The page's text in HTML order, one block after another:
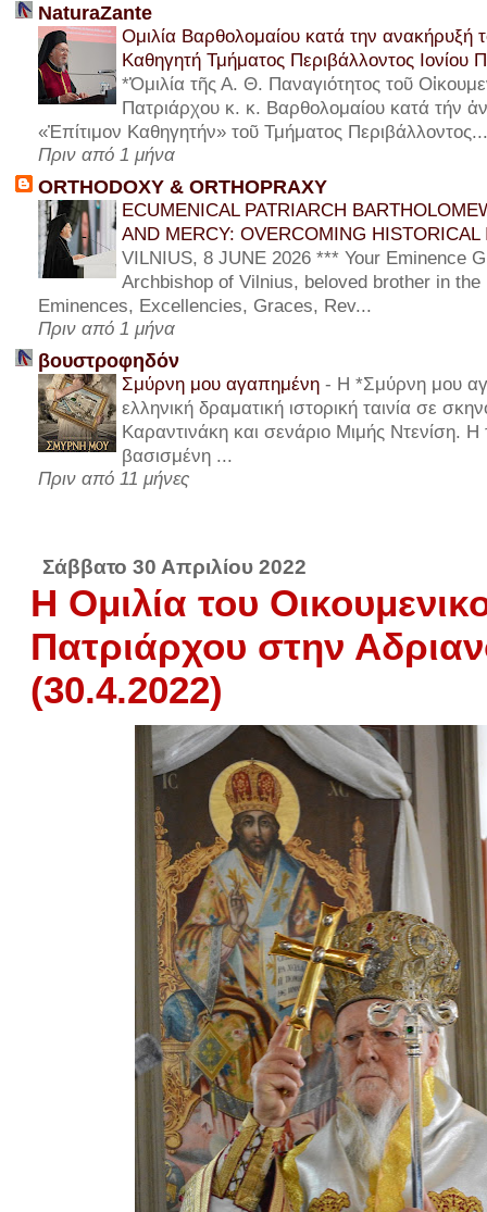
NaturaZante
Ομιλία Βαρθολομαίου κατά την ανακήρυξή
Καθηγητή Τμήματος Περιβάλλοντος Ιονίου
*Ὁμιλία τῆς Α. Θ. Παναγιότητος τοῦ
Πατριάρχου κ. κ. Βαρθολομαίου κατά τήν
«Ἐπίτιμον Καθηγητήν» τοῦ Τμήματος Περιβάλλοντος...
Πριν από 1 μήνα
ORTHODOXY & ORTHOPRAXY
ECUMENICAL PATRIARCH
AND MERCY: OVERCOMING HISTORICAL
VILNIUS, 8 JUNE 2026 *** Your Eminence
Archbishop of Vilnius, beloved brother in the
Eminences, Excellencies, Graces, Rev...
Πριν από 1 μήνα
βουστροφηδόν
Σμύρνη μου αγαπημένη - Η *Σμύρνη μου
ελληνική δραματική ιστορική ταινία σε
Καραντινάκη και σενάριο Μιμής Ντενίση. Η
βασισμένη ...
Πριν από 11 μήνες
Σάββατο 30 Απριλίου 2022
Η Ομιλία του
Πατριάρχου στην
(30.4.2022)